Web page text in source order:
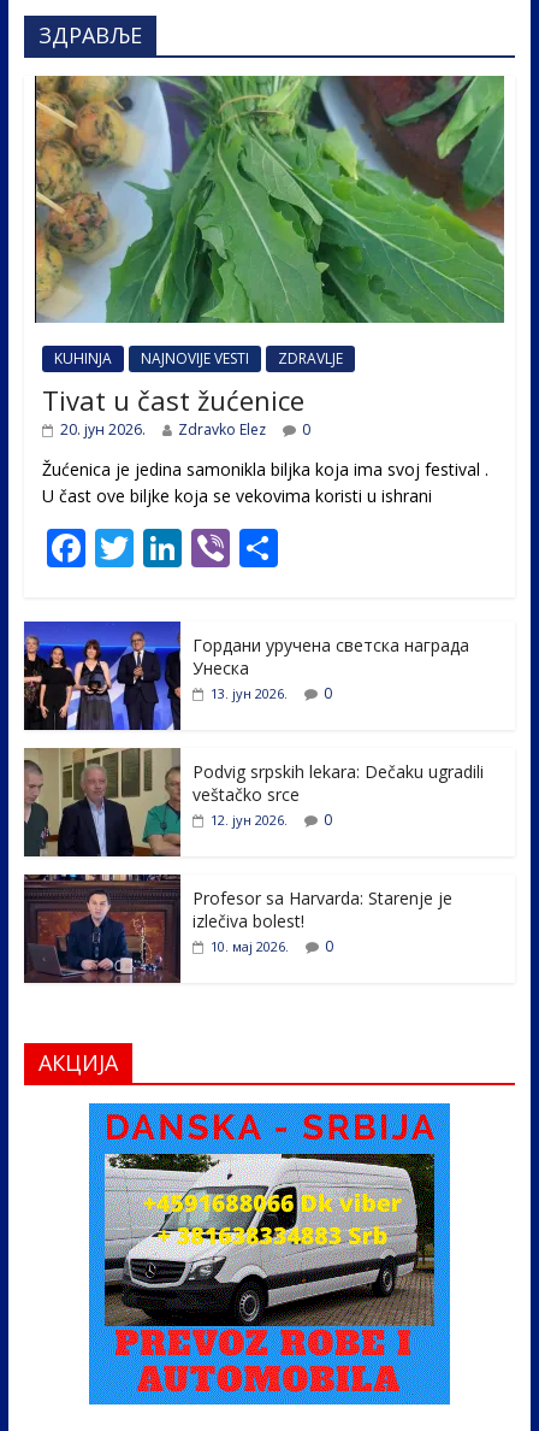
ЗДРАВЉЕ
KUHINJA NAJNOVIJE VESTI ZDRAVLJE
Tivat u čast žućenice
20. јун 2026. Zdravko Elez 0
Žućenica je jedina samonikla biljka koja ima svoj festival .
U čast ovе biljke koja se vekovima koristi u ishrani
F
e
b
o
o
k
T
itt
er
Li
e
dI
Vi S
e
Гордани уручена светска награда
Унеска
13. јун 2026. 0
Podvig srpskih lekara: Dečaku ugradili
veštačko srce
12. јун 2026. 0
Profesor sa Harvarda: Starenje je
izlečiva bolest!
10. мај 2026. 0
АКЦИЈА